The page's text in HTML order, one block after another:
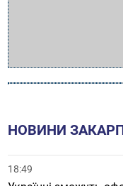
НОВИНИ
18:49